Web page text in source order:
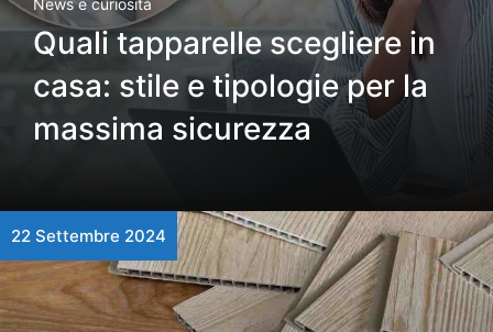
News e curiosità
Quali tapparelle scegliere in
casa: stile e tipologie per la
massima sicurezza
22 Settembre 2024